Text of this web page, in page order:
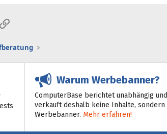
i
e
Link
Warum Werbebanner?
ComputerBase berichtet unabhängig und
verkauft deshalb keine Inhalte, sondern
Werbebanner. Mehr erfahren!